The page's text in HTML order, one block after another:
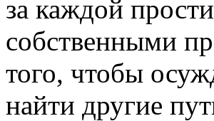
за каждой
собственными
того, чтобы
найти другие